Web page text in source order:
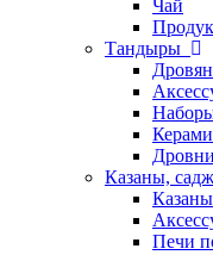
Чай
Тандыры
Казаны,
Казаны
Печи